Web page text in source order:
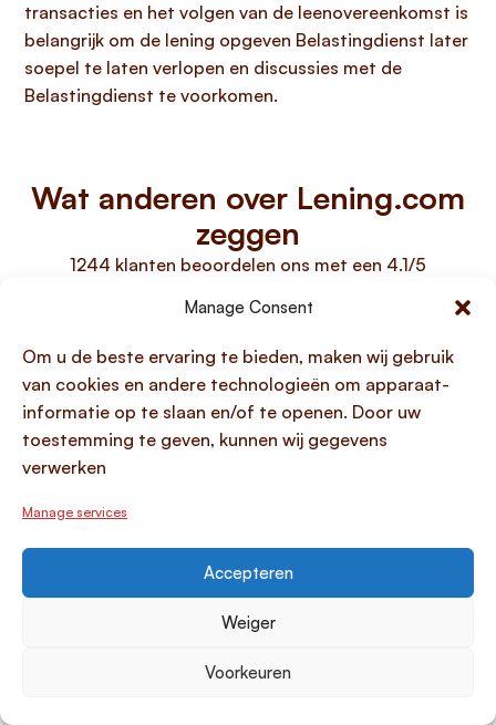
Manage Consent
Om u de beste ervaring te bieden, maken wij gebruik
van cookies en andere technologieën om apparaat-
informatie op te slaan en/of te openen. Door uw
toestemming te geven, kunnen wij gegevens
verwerken
Manage services
Accepteren
Weiger
Voorkeuren
transacties en het volgen van de leenovereenkomst is
belangrijk om de lening opgeven Belastingdienst later
soepel te laten verlopen en discussies met de
Belastingdienst te voorkomen.
Wat anderen over Lening.com
zeggen
1244 klanten beoordelen ons met een 4.1/5
super fijn
snel en gemakkelijk